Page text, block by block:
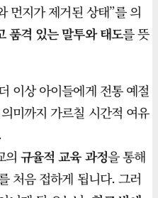
먼지가 제거된 상태”를 의
품격 있는 말투와 태도를 뜻
이상 아이들에게 전통 예절
미까지 가르칠 시간적 여유
의 규율적 교육 과정을 통해
처음 접하게 됩니다. 그러